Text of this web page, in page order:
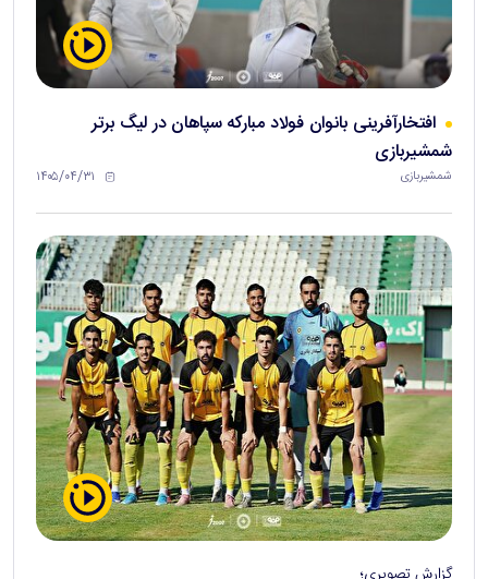
افتخارآفرینی بانوان فولاد مبارکه سپاهان در لیگ برتر
شمشیربازی
شمشیربازی ۱۴۰۵/۰۴/۳۱